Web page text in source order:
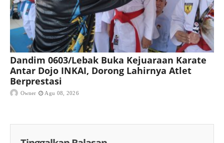
Dandim 0603/Lebak Buka Kejuaraan Karate
Antar Dojo INKAI, Dorong Lahirnya Atlet
Berprestasi
Owner Agu 08, 2026